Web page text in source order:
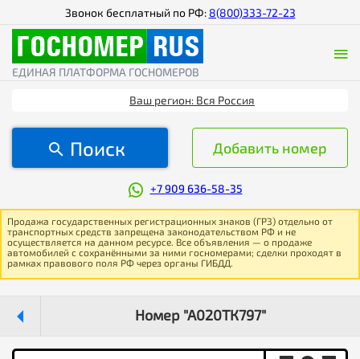
Звонок бесплатный по РФ: 8(800)333-72-23
ЕДИНАЯ ПЛАТФОРМА ГОСНОМЕРОВ
Ваш регион: Вся Россия
Поиск Добавить номер
+7 909 636-58-35
Продажа государственных регистрационных знаков (ГРЗ) отдельно от
транспортных средств запрещена законодательством РФ и не
осуществляется на данном ресурсе. Все объявления — о продаже
автомобилей с сохранёнными за ними госномерами; сделки проходят в
рамках правового поля РФ через органы ГИБДД.
Номер "А020ТК797"